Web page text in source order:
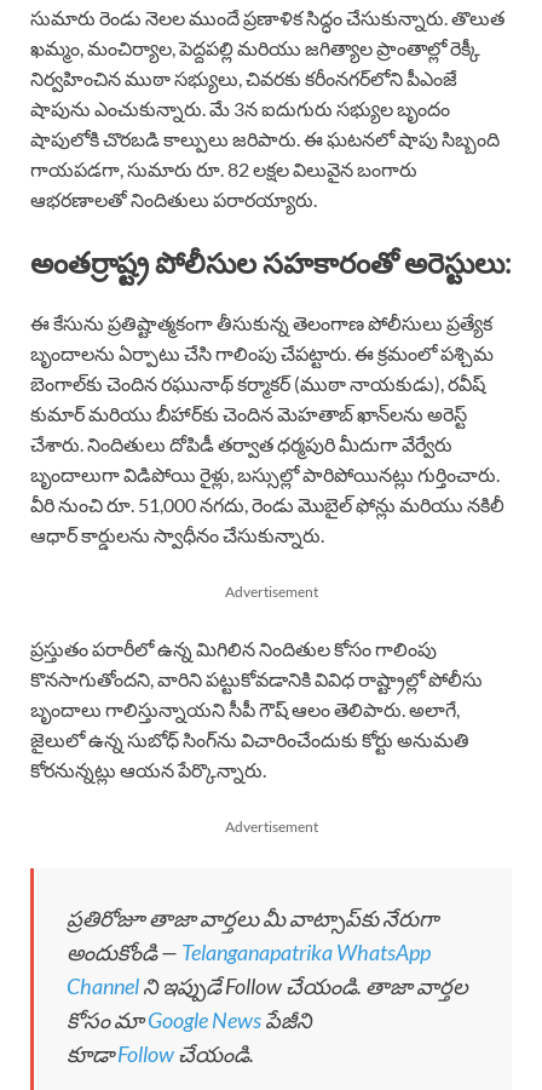
సుమారు రెండు నెలల ముందే ప్రణాళిక సిద్ధం చేసుకున్నారు. తొలుత
ఖమ్మం, మంచిర్యాల, పెద్దపల్లి మరియు జగిత్యాల ప్రాంతాల్లో రెక్కీ
నిర్వహించిన ముఠా సభ్యులు, చివరకు కరీంనగర్‌లోని పీఎంజే
షాపును ఎంచుకున్నారు. మే 3న ఐదుగురు సభ్యుల బృందం
షాపులోకి చొరబడి కాల్పులు జరిపారు. ఈ ఘటనలో షాపు సిబ్బంది
గాయపడగా, సుమారు రూ. 82 లక్షల విలువైన బంగారు
ఆభరణాలతో నిందితులు పరారయ్యారు.
అంతర్రాష్ట్ర పోలీసుల సహకారంతో అరెస్టులు:
ఈ కేసును ప్రతిష్టాత్మకంగా తీసుకున్న తెలంగాణ పోలీసులు ప్రత్యేక
బృందాలను ఏర్పాటు చేసి గాలింపు చేపట్టారు. ఈ క్రమంలో పశ్చిమ
బెంగాల్‌కు చెందిన రఘునాథ్ కర్మాకర్ (ముఠా నాయకుడు), రవీష్
కుమార్ మరియు బీహార్‌కు చెందిన మెహతాబ్ ఖాన్‌లను అరెస్ట్
చేశారు. నిందితులు దోపిడీ తర్వాత ధర్మపురి మీదుగా వేర్వేరు
బృందాలుగా విడిపోయి రైళ్లు, బస్సుల్లో పారిపోయినట్లు గుర్తించారు.
వీరి నుంచి రూ. 51,000 నగదు, రెండు మొబైల్ ఫోన్లు మరియు నకిలీ
ఆధార్ కార్డులను స్వాధీనం చేసుకున్నారు.
Advertisement
ప్రస్తుతం పరారీలో ఉన్న మిగిలిన నిందితుల కోసం గాలింపు
కొనసాగుతోందని, వారిని పట్టుకోవడానికి వివిధ రాష్ట్రాల్లో పోలీసు
బృందాలు గాలిస్తున్నాయని సీపీ గౌష్ ఆలం తెలిపారు. అలాగే,
జైలులో ఉన్న సుబోధ్ సింగ్‌ను విచారించేందుకు కోర్టు అనుమతి
కోరనున్నట్లు ఆయన పేర్కొన్నారు.
Advertisement
ప్రతిరోజూ తాజా వార్తలు మీ వాట్సాప్‌కు నేరుగా
అందుకోండి — Telanganapatrika WhatsApp
Channelని ఇప్పుడే Follow చేయండి. తాజా వార్తల
కోసం మాGoogle Newsపేజీని
కూడాFollowచేయండి.